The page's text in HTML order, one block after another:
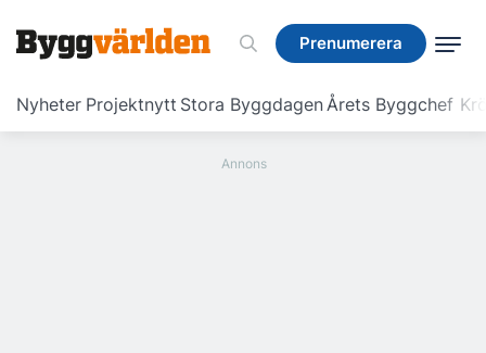
Prenumerera
Nyheter Projektnytt Stora ByggdagenÅrets Byggchef
Prenumerera